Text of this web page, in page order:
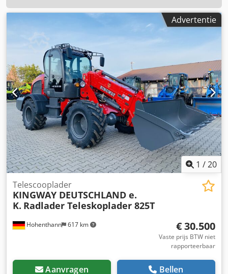
Advertentie
1 /20
Hohenthann 617 km
Telescooplader
KINGWAY DEUTSCHLAND e.
K. Radlader Teleskoplader 825T
€ 30.500
Vaste prijs BTW niet
rapporteerbaar
Aanvragen Bellen